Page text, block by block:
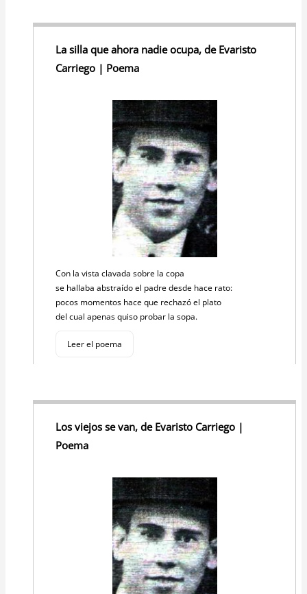
La silla que ahora nadie ocupa, de Evaristo
Carriego | Poema
Con la vista clavada sobre la copa
se hallaba abstraído el padre desde hace rato:
pocos momentos hace que rechazó el plato
del cual apenas quiso probar la sopa.
Leer el poema
Los viejos se van, de Evaristo Carriego |
Poema